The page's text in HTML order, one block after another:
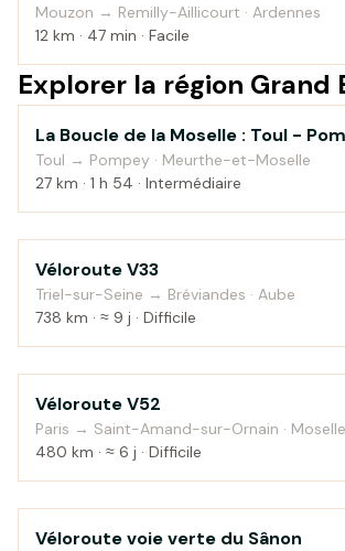
Mouzon → Remilly-Aillicourt · Ardennes
12 km · 47 min · Facile
Explorer la région Grand
Au fil de l'eau
La Boucle de la Moselle : Toul -
Toul → Pompey · Meurthe-et-Moselle
27 km · 1 h 54 · Intermédiaire
Au fil de l'eau
Véloroute V33
Triel-sur-Seine → Bréviandes · Aube
738 km · ≈ 9 j · Difficile
Campagne
Véloroute V52
Paris → Saint-Amand-sur-Ornain · Moselle
480 km · ≈ 6 j · Difficile
Au fil de l'eau
Véloroute voie verte du Sânon